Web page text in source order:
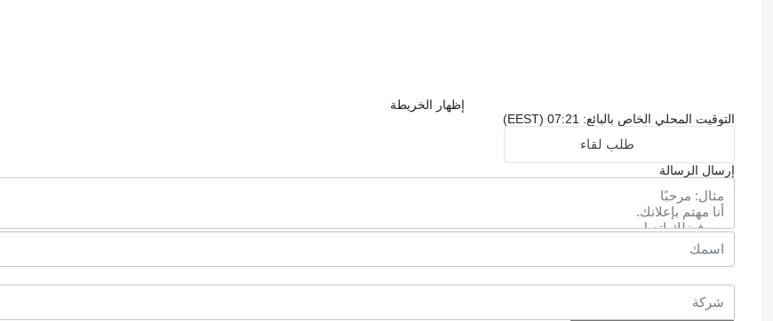
إظهار الخريطة
التوقيت المحلي الخاص بالبائع: 07:21 (EEST)
طلب لقاء
إرسال الرسالة